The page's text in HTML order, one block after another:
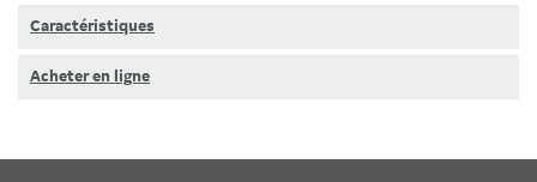
Caractéristiques
Acheter en ligne